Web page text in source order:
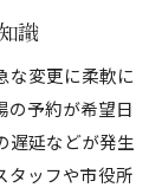
識
な変更に柔軟に
の予約が希望日
遅延などが発生
タッフや市役所